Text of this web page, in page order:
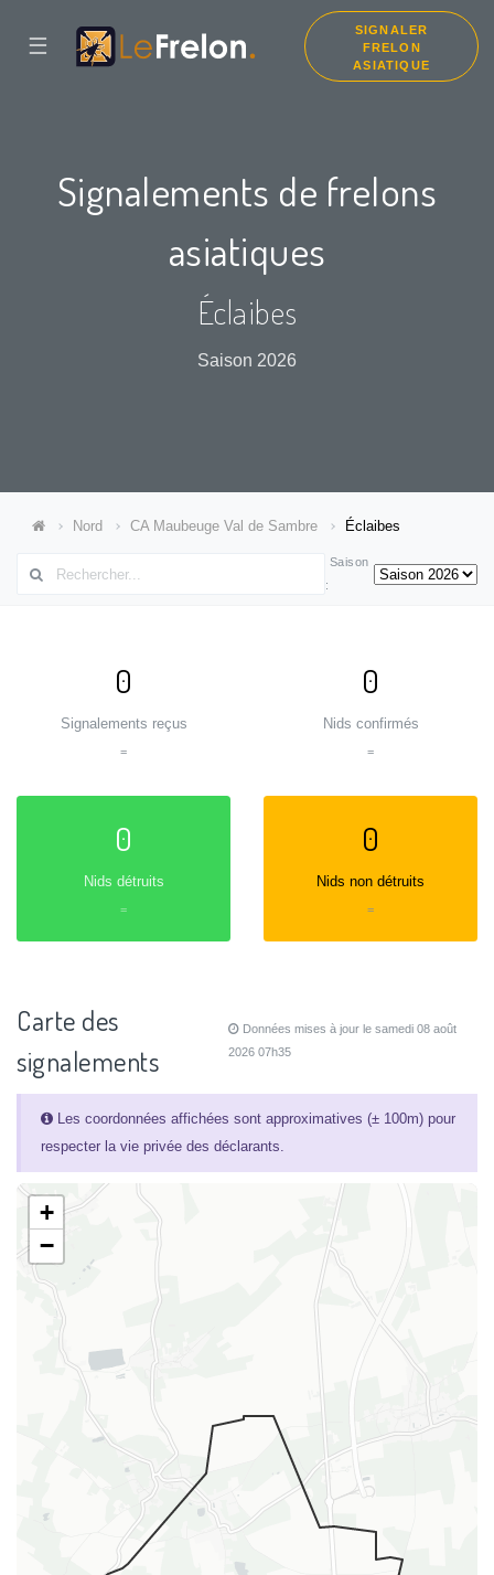
☰
SIGNALER
FRELON
ASIATIQUE
Signalements de frelons
asiatiques
Éclaibes
Saison 2026
Nord CA Maubeuge Val de Sambre Éclaibes
Saison
:
0
Signalements reçus
=
0
Nids confirmés
=
0
Nids détruits
=
0
Nids non détruits
=
Carte des
signalements
Données mises à jour le samedi 08 août
2026 07h35
Les coordonnées affichées sont approximatives (± 100m) pour
respecter la vie privée des déclarants.
+
−